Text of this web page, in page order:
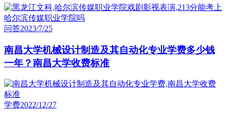
问答2023/7/25
南昌大学机械设计制造及其自动化专业学费多少钱
一年？南昌大学收费标准
学费2022/12/27